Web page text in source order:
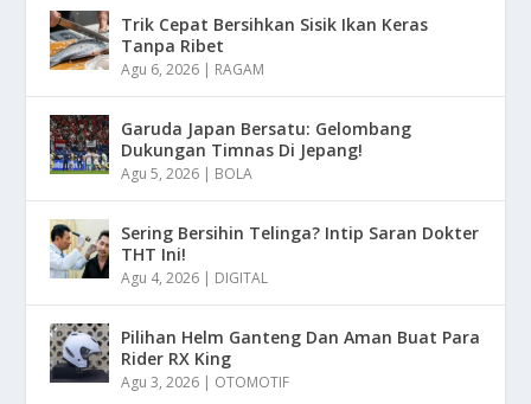
Trik Cepat Bersihkan Sisik Ikan Keras
Tanpa Ribet
Agu 6, 2026 | RAGAM
Garuda Japan Bersatu: Gelombang
Dukungan Timnas Di Jepang!
Agu 5, 2026 | BOLA
Sering Bersihin Telinga? Intip Saran Dokter
THT Ini!
Agu 4, 2026 | DIGITAL
Pilihan Helm Ganteng Dan Aman Buat Para
Rider RX King
Agu 3, 2026 | OTOMOTIF